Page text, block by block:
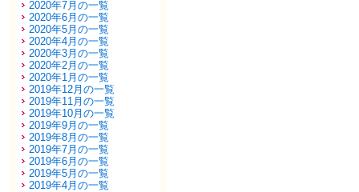
2020年7月の一覧
2020年6月の一覧
2020年5月の一覧
2020年4月の一覧
2020年3月の一覧
2020年2月の一覧
2020年1月の一覧
2019年12月の一覧
2019年11月の一覧
2019年10月の一覧
2019年9月の一覧
2019年8月の一覧
2019年7月の一覧
2019年6月の一覧
2019年5月の一覧
2019年4月の一覧